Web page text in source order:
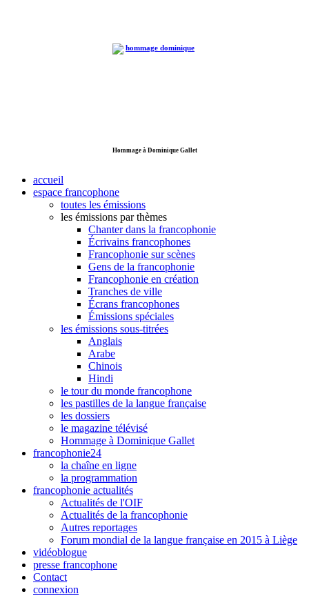
Hommage à Dominique Gallet
accueil
espace francophone
toutes les émissions
les émissions par thèmes
Chanter dans la francophonie
Écrivains francophones
Francophonie sur scènes
Gens de la francophonie
Francophonie en création
Tranches de ville
Écrans francophones
Émissions spéciales
les émissions sous-titrées
Anglais
Arabe
Chinois
Hindi
le tour du monde francophone
les pastilles de la langue française
les dossiers
le magazine télévisé
Hommage à Dominique Gallet
francophonie24
la chaîne en ligne
la programmation
francophonie actualités
Actualités de l'OIF
Actualités de la francophonie
Autres reportages
Forum mondial de la langue française en 2015 à Liège
vidéoblogue
presse francophone
Contact
connexion